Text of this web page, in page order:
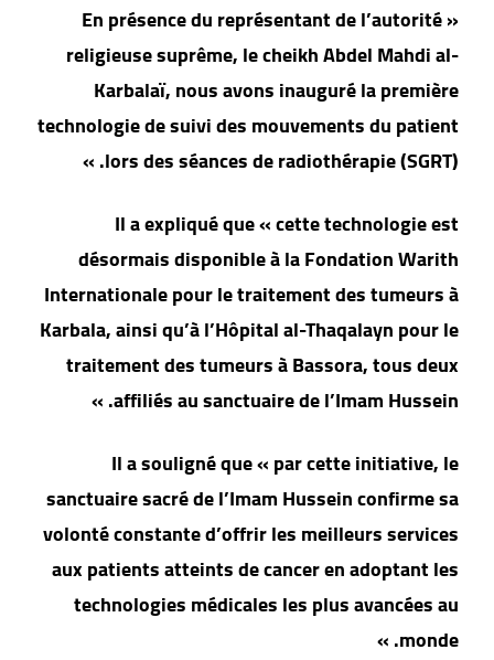
« En présence du représentant de l’autorité
religieuse suprême, le cheikh Abdel Mahdi al-
Karbalaï, nous avons inauguré la première
technologie de suivi des mouvements du patient
lors des séances de radiothérapie (SGRT). »
Il a expliqué que « cette technologie est
désormais disponible à la Fondation Warith
Internationale pour le traitement des tumeurs à
Karbala, ainsi qu’à l’Hôpital al-Thaqalayn pour le
traitement des tumeurs à Bassora, tous deux
affiliés au sanctuaire de l’Imam Hussein. »
Il a souligné que « par cette initiative, le
sanctuaire sacré de l’Imam Hussein confirme sa
volonté constante d’offrir les meilleurs services
aux patients atteints de cancer en adoptant les
technologies médicales les plus avancées au
monde. »